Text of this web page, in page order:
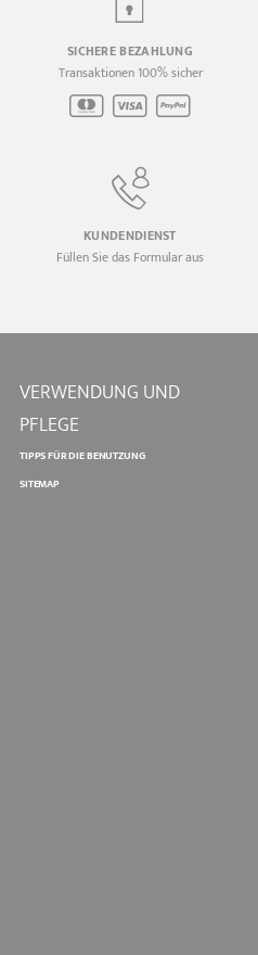
SICHERE BEZAHLUNG
Transaktionen 100% sicher
KUNDENDIENST
Füllen Sie das Formular aus
VERWENDUNG UND
PFLEGE
TIPPS FÜR DIE BENUTZUNG
SITEMAP